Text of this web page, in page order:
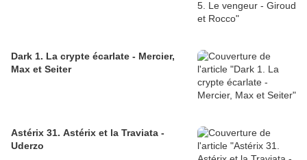
Dark 1. La crypte écarlate - Mercier,
Max et Seiter
Astérix 31. Astérix et la Traviata -
Uderzo